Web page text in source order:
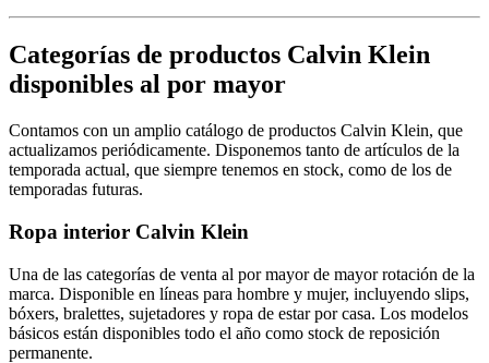
Categorías de productos Calvin Klein
disponibles al por mayor
Contamos con un amplio catálogo de productos Calvin Klein, que
actualizamos periódicamente. Disponemos tanto de artículos de la
temporada actual, que siempre tenemos en stock, como de los de
temporadas futuras.
Ropa interior Calvin Klein
Una de las categorías de venta al por mayor de mayor rotación de la
marca. Disponible en líneas para hombre y mujer, incluyendo slips,
bóxers, bralettes, sujetadores y ropa de estar por casa. Los modelos
básicos están disponibles todo el año como stock de reposición
permanente.